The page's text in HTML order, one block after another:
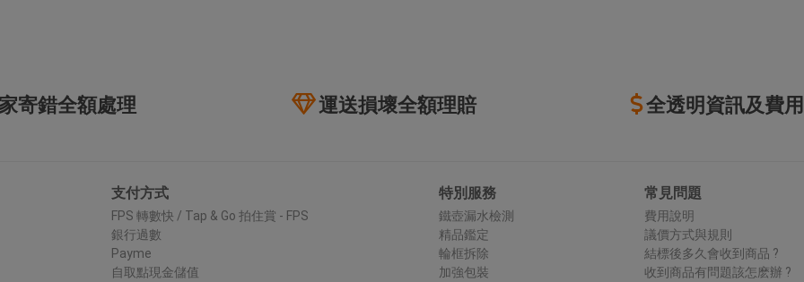
寄錯全額處理 運送損壞全額理賠 全透明資訊及費用
支付方式
FPS 轉數快 / Tap & Go 拍住賞 - FPS
銀行過數
Payme
自取點現金儲值
特別服務
鐵壺漏水檢測
精品鑑定
輪框拆除
加強包裝
常見問題
費用說明
議價方式與規則
結標後多久會收到商品 ?
收到商品有問題該怎麽辦 ?